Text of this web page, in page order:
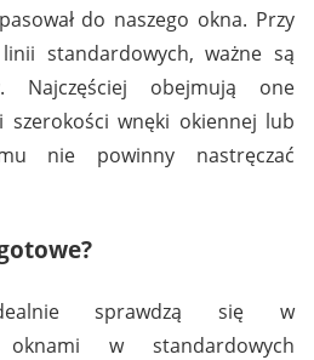
do naszego okna. Przy
standardowych, ważne są
Najczęściej obejmują one
szerokości wnęki okiennej lub
nie powinny nastręczać
sprawdzą się w
oknami w standardowych